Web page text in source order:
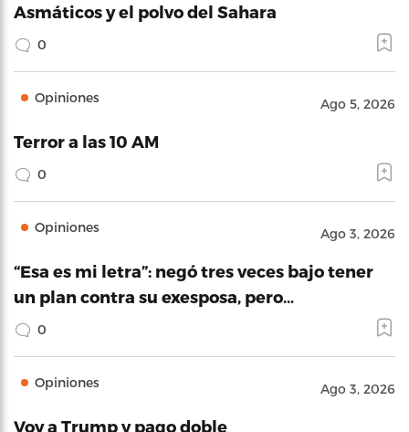
Asmáticos y el polvo del Sahara
0
Opiniones Ago 5, 2026
Terror a las 10 AM
0
Opiniones Ago 3, 2026
“Esa es mi letra”: negó tres veces bajo tener
un plan contra su exesposa, pero…
0
Opiniones Ago 3, 2026
Voy a Trump y pago doble